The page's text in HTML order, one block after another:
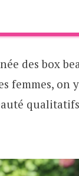
des box
femmes, on